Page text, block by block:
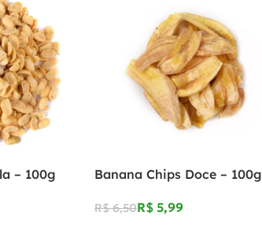
– 100g Banana Chips Doce – 100g
R$6,50R$5,99